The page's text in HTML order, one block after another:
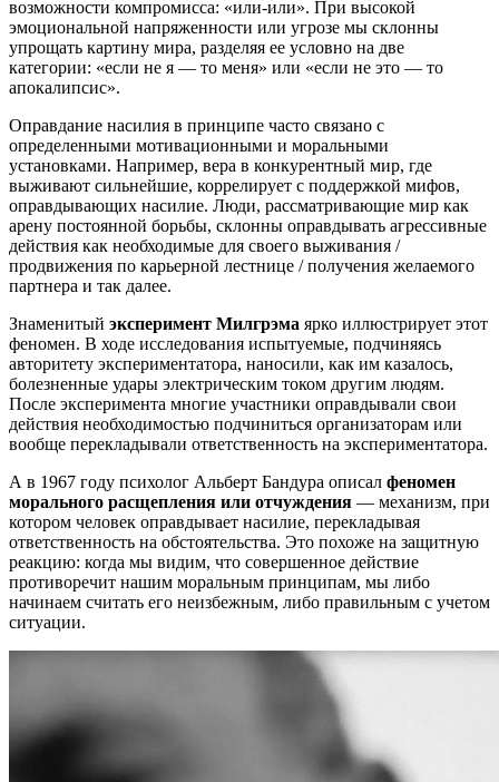
возможности компромисса: «или-или». При высокой
эмоциональной напряженности или угрозе мы склонны
упрощать картину мира, разделяя ее условно на две
категории: «если не я — то меня» или «если не это — то
апокалипсис».
Оправдание насилия в принципе часто связано с
определенными мотивационными и моральными
установками. Например, вера в конкурентный мир, где
выживают сильнейшие, коррелирует с поддержкой мифов,
оправдывающих насилие. Люди, рассматривающие мир как
арену постоянной борьбы, склонны оправдывать агрессивные
действия как необходимые для своего выживания /
продвижения по карьерной лестнице / получения желаемого
партнера и так далее.
Знаменитый эксперимент Милгрэма ярко иллюстрирует этот
феномен. В ходе исследования испытуемые, подчиняясь
авторитету экспериментатора, наносили, как им казалось,
болезненные удары электрическим током другим людям.
После эксперимента многие участники оправдывали свои
действия необходимостью подчиниться организаторам или
вообще перекладывали ответственность на экспериментатора.
А в 1967 году психолог Альберт Бандура описал феномен
морального расщепления или отчуждения — механизм, при
котором человек оправдывает насилие, перекладывая
ответственность на обстоятельства. Это похоже на защитную
реакцию: когда мы видим, что совершенное действие
противоречит нашим моральным принципам, мы либо
начинаем считать его неизбежным, либо правильным с учетом
ситуации.